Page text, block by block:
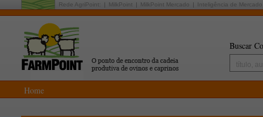
Rede AgriPoint: MilkPoint MilkPoint Mercado Inteligência de Mercado
Buscar
Home